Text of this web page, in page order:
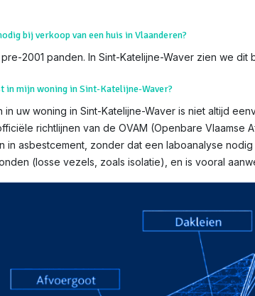
bij verkoop van een huis in Vlaanderen?
2001 panden. In Sint-Katelijne-Waver zien we
in mijn woning in Sint-Katelijne-Waver?
in uw woning in Sint-Katelijne-Waver is niet altijd
richtlijnen van de OVAM (Openbare
in asbestcement, zonder dat een laboanalyse
(losse vezels, zoals isolatie), en is vooral